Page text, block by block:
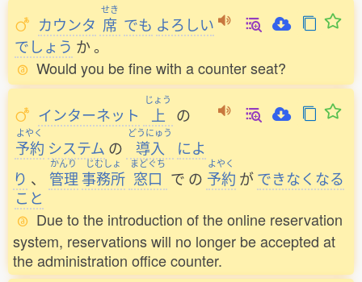
カウンタ
せき
席 でも よろしい
でしょう か。
Would you be fine with a counter seat?
インターネット
じょう
上 の
よやく
予約 システム の
どうにゅう
導入
によ
り 、
かんり
管理
じむしょ
事務所
まどぐち
窓口 で の
よやく
予約 ができなくなる
こと
Due to the introduction of the online reservation
system, reservations will no longer be accepted at
the administration office counter.